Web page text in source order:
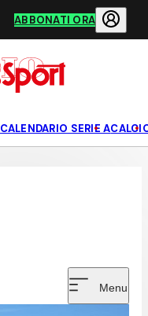
ABBONATI ORA
CALENDARIO SERIE A
Menu